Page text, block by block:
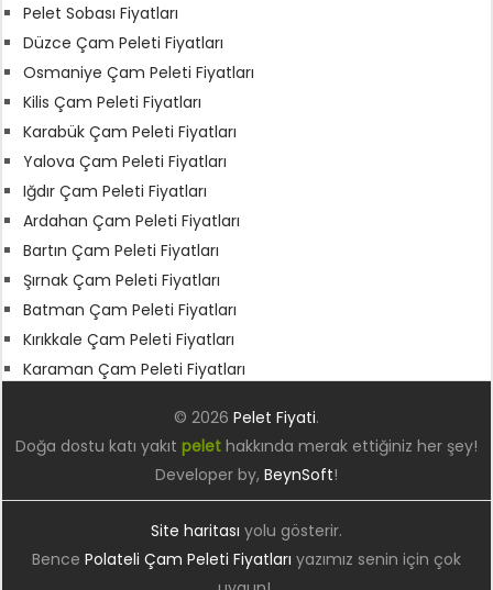
Pelet Sobası Fiyatları
Düzce Çam Peleti Fiyatları
Osmaniye Çam Peleti Fiyatları
Kilis Çam Peleti Fiyatları
Karabük Çam Peleti Fiyatları
Yalova Çam Peleti Fiyatları
Iğdır Çam Peleti Fiyatları
Ardahan Çam Peleti Fiyatları
Bartın Çam Peleti Fiyatları
Şırnak Çam Peleti Fiyatları
Batman Çam Peleti Fiyatları
Kırıkkale Çam Peleti Fiyatları
Karaman Çam Peleti Fiyatları
© 2026 Pelet Fiyati.
Doğa dostu katı yakıt pelethakkında merak ettiğiniz her şey!
Developer by, BeynSoft!
Site haritası yolu gösterir.
Bence Polateli Çam Peleti Fiyatları yazımız senin için çok